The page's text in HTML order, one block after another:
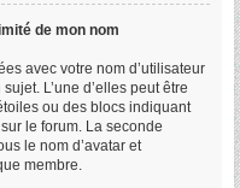
de mon nom
avec votre nom d’utilisateur
L’une d’elles peut être
ou des blocs indiquant
le forum. La seconde
le nom d’avatar et
membre.